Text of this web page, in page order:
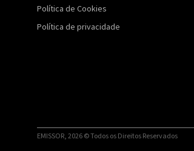
Política de Cookies
Política de privacidade
EMISSOR, 2026 © Todos os Direitos Reservados